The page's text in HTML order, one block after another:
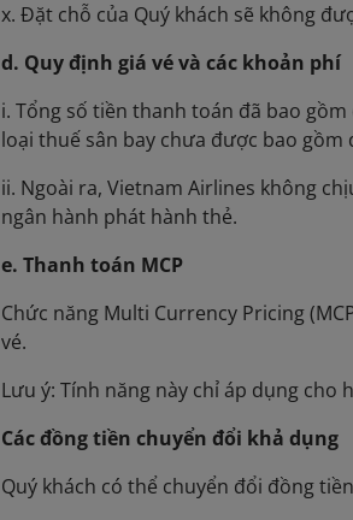
x. Đặt chỗ của Quý khách sẽ không
d. Quy định giá vé và các khoản phí
i. Tổng số tiền thanh toán đã bao
loại thuế sân bay chưa được bao
ii. Ngoài ra, Vietnam Airlines không
ngân hành phát hành thẻ.
e. Thanh toán MCP
Chức năng Multi Currency Pricing
vé.
Lưu ý: Tính năng này chỉ áp dụng
Các đồng tiền chuyển đổi khả dụng
Quý khách có thể chuyển đổi đồng